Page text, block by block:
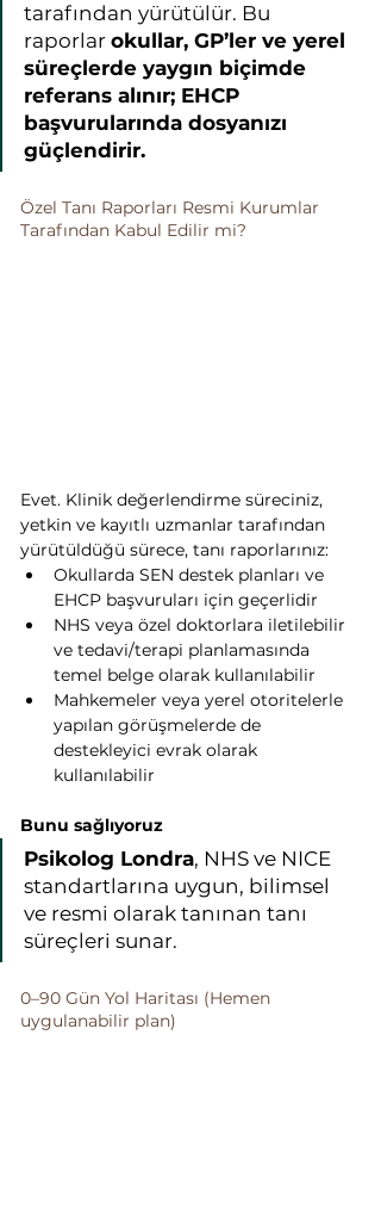
tarafından yürütülür. Bu
raporlar okullar, GP’ler ve yerel
süreçlerde yaygın biçimde
referans alınır; EHCP
başvurularında dosyanızı
güçlendirir.
Özel Tanı Raporları Resmi Kurumlar
Tarafından Kabul Edilir mi?
Evet. Klinik değerlendirme süreciniz,
yetkin ve kayıtlı uzmanlar tarafından
yürütüldüğü sürece, tanı raporlarınız:
Okullarda SEN destek planları ve
EHCP başvuruları için geçerlidir
NHS veya özel doktorlara iletilebilir
ve tedavi/terapi planlamasında
temel belge olarak kullanılabilir
Mahkemeler veya yerel otoritelerle
yapılan görüşmelerde de
destekleyici evrak olarak
kullanılabilir
Bunu sağlıyoruz
Psikolog Londra, NHS ve NICE
standartlarına uygun, bilimsel
ve resmi olarak tanınan tanı
süreçleri sunar.
0–90 Gün Yol Haritası (Hemen
uygulanabilir plan)